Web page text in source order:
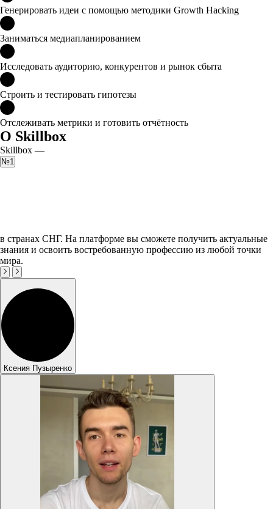
Генерировать идеи с помощью методики Growth Hacking
Заниматься медиапланированием
Исследовать аудиторию, конкурентов и рынок сбыта
Строить и тестировать гипотезы
Отслеживать метрики и готовить отчётность
О Skillbox
Skillbox —
№1
в странах СНГ. На платформе вы сможете получить актуальные
знания и освоить востребованную профессию из любой точки
мира.
Ксения Пузыренко